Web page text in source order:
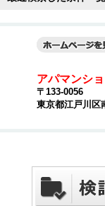
アパマンシ
〒133-0056
東京都江戸川区